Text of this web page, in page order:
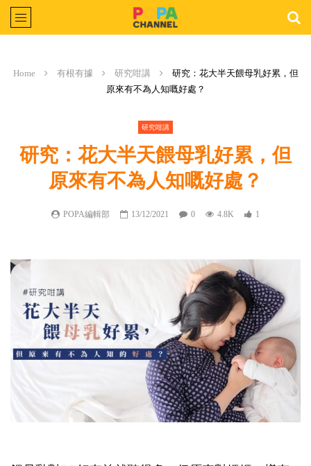
Home 有根有據 研究咁講
研究：花大半天餵母乳好累，但
原來有不為人知嘅好處？
研究咁講
研究：花大半天餵母乳好累，但
原來有不為人知嘅好處？
POPA編輯部 13/12/2021 0 4.8K 1